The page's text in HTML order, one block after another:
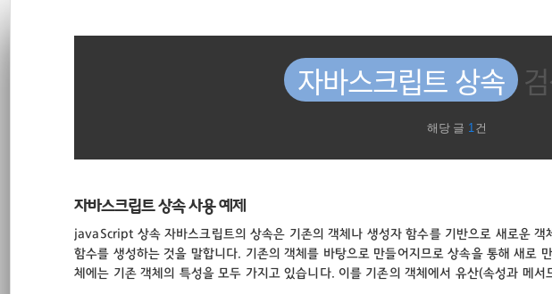
자바스크립트 상속
해당 글 1건
자바스크립트 상속 사용 예제
javaScript 상속 자바스크립트의 상속은 기존의 객체나 생성자 함수를 기반으로 새로운 객
함수를 생성하는 것을 말합니다. 기존의 객체를 바탕으로 만들어지므로 상속을 통해 새로
체에는 기존 객체의 특성을 모두 가지고 있습니다. 이를 기존의 객체에서 유산(속성과 메서
Library
CLI